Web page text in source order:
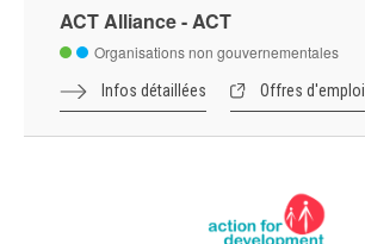
ACT Alliance - ACT
Organisations non gouvernementales
Infos détaillées Offres d'emploi